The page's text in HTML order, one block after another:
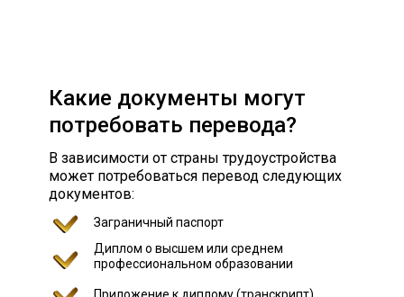
Заграничный паспорт
Диплом о высшем или среднем
профессиональном образовании
Какие документы могут
потребовать перевода?
В зависимости от страны трудоустройства
может потребоваться перевод следующих
документов: